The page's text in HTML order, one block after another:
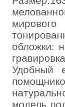
обложки:
Удобный
модель